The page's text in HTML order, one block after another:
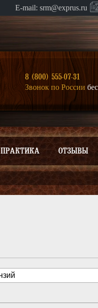
E-mail: srm@exprus.ru
8 (800) 555-07-31
Звонок по России
ПРАКТИКА ОТЗЫВЫ